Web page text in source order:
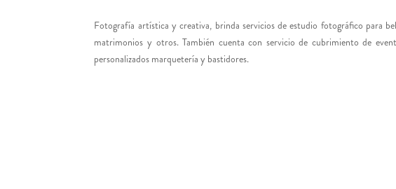
Fotografía artística y creativa, brinda servicios de estudio fotográfico para
matrimonios y otros. También cuenta con servicio de cubrimiento de
personalizados marquetería y bastidores.